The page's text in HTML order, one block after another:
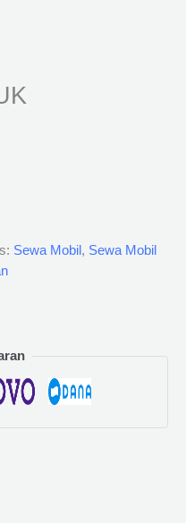
Sewa Mobil , Sewa Mobil